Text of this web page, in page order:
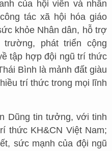
của hội viên và nhân
tác xã hội hóa giáo
khỏe Nhân dân, hỗ trợ
phát triển cộng
tập hợp đội ngũ trí thức
Bình là mảnh đất giàu
trí thức trong mọi lĩnh
Dũng tin tưởng, với tinh
thức KH&CN Việt Nam;
sức mạnh của đội ngũ